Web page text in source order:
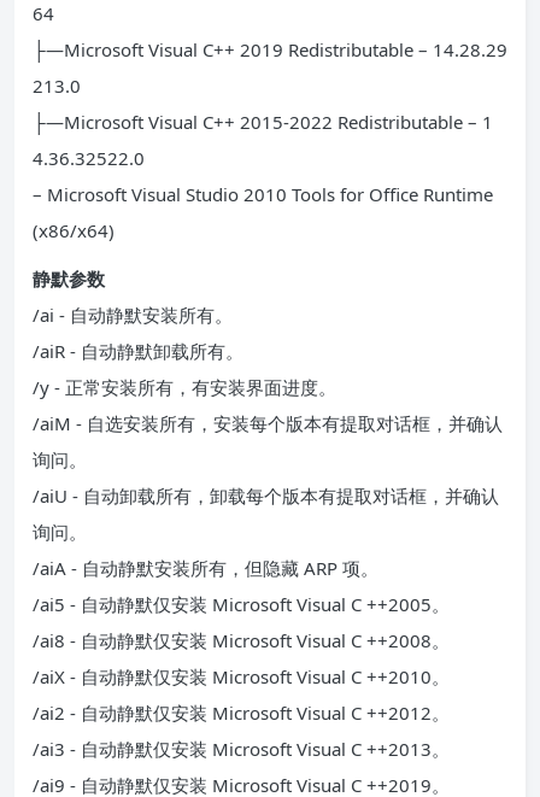
64
├—Microsoft Visual C++ 2019 Redistributable – 14.28.29
213.0
├—Microsoft Visual C++ 2015-2022 Redistributable – 1
4.36.32522.0
– Microsoft Visual Studio 2010 Tools for Office Runtime
(x86/x64)
静默参数
/ai - 自动静默安装所有。
/aiR - 自动静默卸载所有。
/y - 正常安装所有，有安装界面进度。
/aiM - 自选安装所有，安装每个版本有提取对话框，并确认
询问。
/aiU - 自动卸载所有，卸载每个版本有提取对话框，并确认
询问。
/aiA - 自动静默安装所有，但隐藏 ARP 项。
/ai5 - 自动静默仅安装 Microsoft Visual C ++2005。
/ai8 - 自动静默仅安装 Microsoft Visual C ++2008。
/aiX - 自动静默仅安装 Microsoft Visual C ++2010。
/ai2 - 自动静默仅安装 Microsoft Visual C ++2012。
/ai3 - 自动静默仅安装 Microsoft Visual C ++2013。
/ai9 - 自动静默仅安装 Microsoft Visual C ++2019。